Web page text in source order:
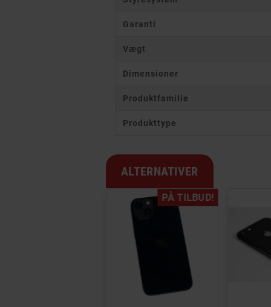
Garanti
Vægt
Dimensioner
Produktfamilie
Produkttype
ALTERNATIVER
PÅ TILBUD!
